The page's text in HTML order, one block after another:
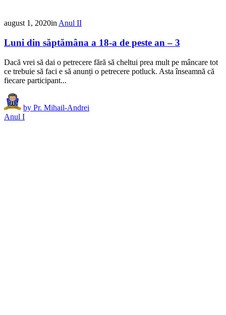
august 1, 2020in Anul II
Luni din săptămâna a 18-a de peste an – 3
Dacă vrei să dai o petrecere fără să cheltui prea mult pe mâncare tot
ce trebuie să faci e să anunți o petrecere potluck. Asta înseamnă că
fiecare participant...
by Pr. Mihail-Andrei
Anul I